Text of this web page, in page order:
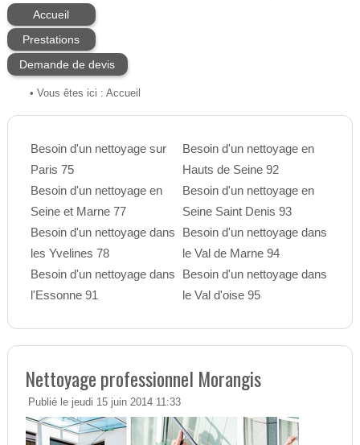
Accueil
Prestations
Demande de devis
• Vous êtes ici : Accueil
Besoin d'un nettoyage sur
Paris 75
Besoin d'un nettoyage en
Seine et Marne 77
Besoin d'un nettoyage dans
les Yvelines 78
Besoin d'un nettoyage dans
l'Essonne 91
Besoin d'un nettoyage en
Hauts de Seine 92
Besoin d'un nettoyage en
Seine Saint Denis 93
Besoin d'un nettoyage dans
le Val de Marne 94
Besoin d'un nettoyage dans
le Val d'oise 95
Nettoyage professionnel Morangis
Publié le jeudi 15 juin 2014 11:33